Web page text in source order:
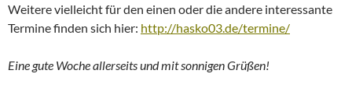
Weitere vielleicht für den einen oder die andere interessante
Termine finden sich hier: http://hasko03.de/termine/
Eine gute Woche allerseits und mit sonnigen Grüßen!